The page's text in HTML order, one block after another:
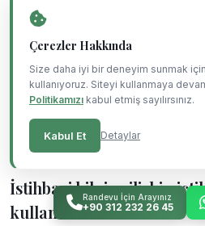
Randevu İçin Arayınız
+90 312 232 26 45
İdare mahkemesi
olarak kullanılabilir mi?
HAGB ile ilgili yargı
kullanılmalıdır?
İstihbari bilgiye ilişkin
kullanılmalıdır?
Çerezler Hakkında
Size daha iyi bir deneyim sunmak
kullanıyoruz. Siteyi kullanmaya
Politikamızı kabul etmiş sayılırsınız.
Kabul Et Detaylar